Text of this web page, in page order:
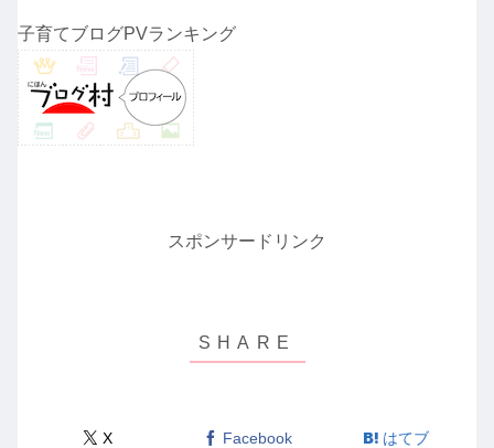
子育てブログPVランキング
スポンサードリンク
X Facebook はてブ